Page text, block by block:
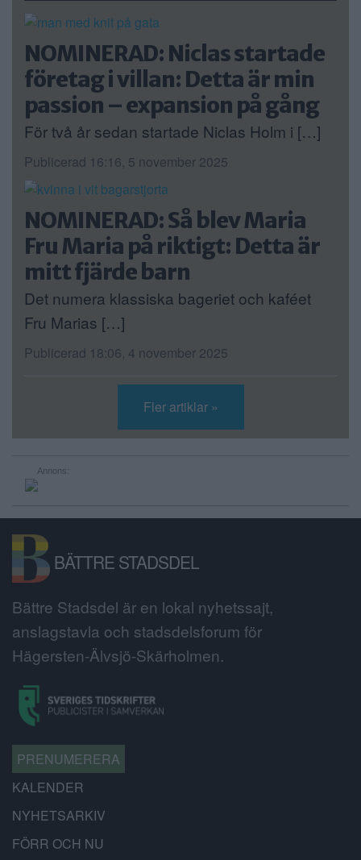
NOMINERAD: Niclas startade
företag i villan: Detta är min
passion – expansion på gång
För två år sedan startade Niclas Holm i […]
Publicerad 16:16, 5 november 2025
NOMINERAD: Så blev Maria
Fru Maria på riktigt: Detta är
mitt fjärde barn
Det numera klassiska bageriet och kaféet
Fru Marias […]
Publicerad 18:06, 4 november 2025
Fler artiklar »
Annons:
BÄTTRE STADSDEL
Bättre Stadsdel är en lokal nyhetssajt,
anslagstavla och stadsdelsforum för
Hägersten-Älvsjö-Skärholmen.
PRENUMERERA
KALENDER
NYHETSARKIV
FÖRR OCH NU